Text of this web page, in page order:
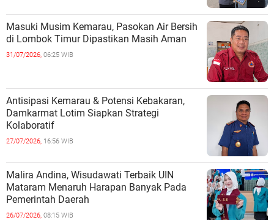
Masuki Musim Kemarau, Pasokan Air Bersih
di Lombok Timur Dipastikan Masih Aman
31/07/2026, 06:25 WIB
Antisipasi Kemarau & Potensi Kebakaran,
Damkarmat Lotim Siapkan Strategi
Kolaboratif
27/07/2026, 16:56 WIB
Malira Andina, Wisudawati Terbaik UIN
Mataram Menaruh Harapan Banyak Pada
Pemerintah Daerah
26/07/2026, 08:15 WIB